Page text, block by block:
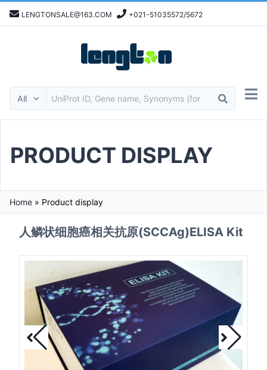
LENGTONSALE@163.COM +021-51035572/5672
PRODUCT DISPLAY
Home » Product display
人鳞状细胞癌相关抗原(SCCAg)ELISA Kit